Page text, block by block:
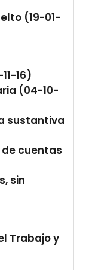
(19-01-
16)
(04-10-
sustantiva
de cuentas
sin
Trabajo y